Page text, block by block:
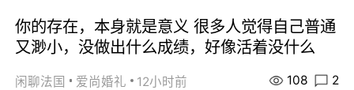
你的存在，本身就是意义 很多人觉得自己普通
又渺小，没做出什么成绩，好像活着没什么
闲聊法国 爱尚婚礼 12小时前 108 2